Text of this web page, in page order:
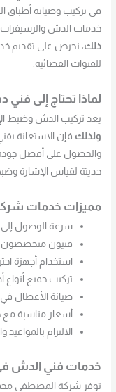
في تركيب وصيانة أطباق
خدمات الدش
ذلك، نحرص على تقديم
للقنوات الفضائية.
لماذا تحتاج إلى
يعد تركيب الدش وضبط
ولذلك فإن الاستعانة
والحصول على أفضل
حديثة لقياس الإشارة
مميزات خدمات
سرعة الوصول إلى
فنيون متخصصون
استخدام أجهزة
تركيب جميع
صيانة الأعطال
أسعار مناسبة مع
الالتزام بالمواعيد
خدمات فني الدش
توفر شركة المصطفى